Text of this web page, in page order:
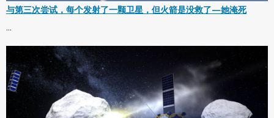
与第三次尝试，每个发射了一颗卫星，但火箭是没救了—她淹死
...